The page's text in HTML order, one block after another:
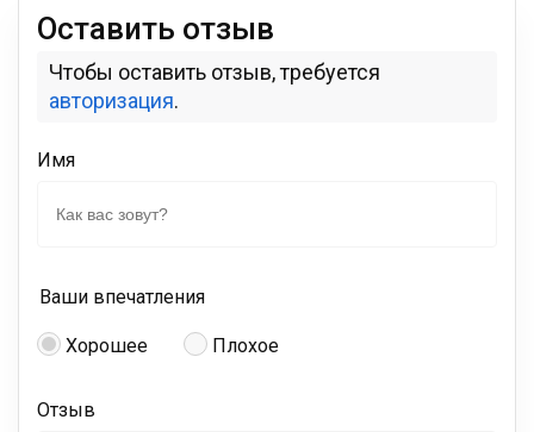
Оставить отзыв
Чтобы оставить отзыв, требуется
авторизация.
Имя
Ваши впечатления
Хорошее Плохое
Отзыв